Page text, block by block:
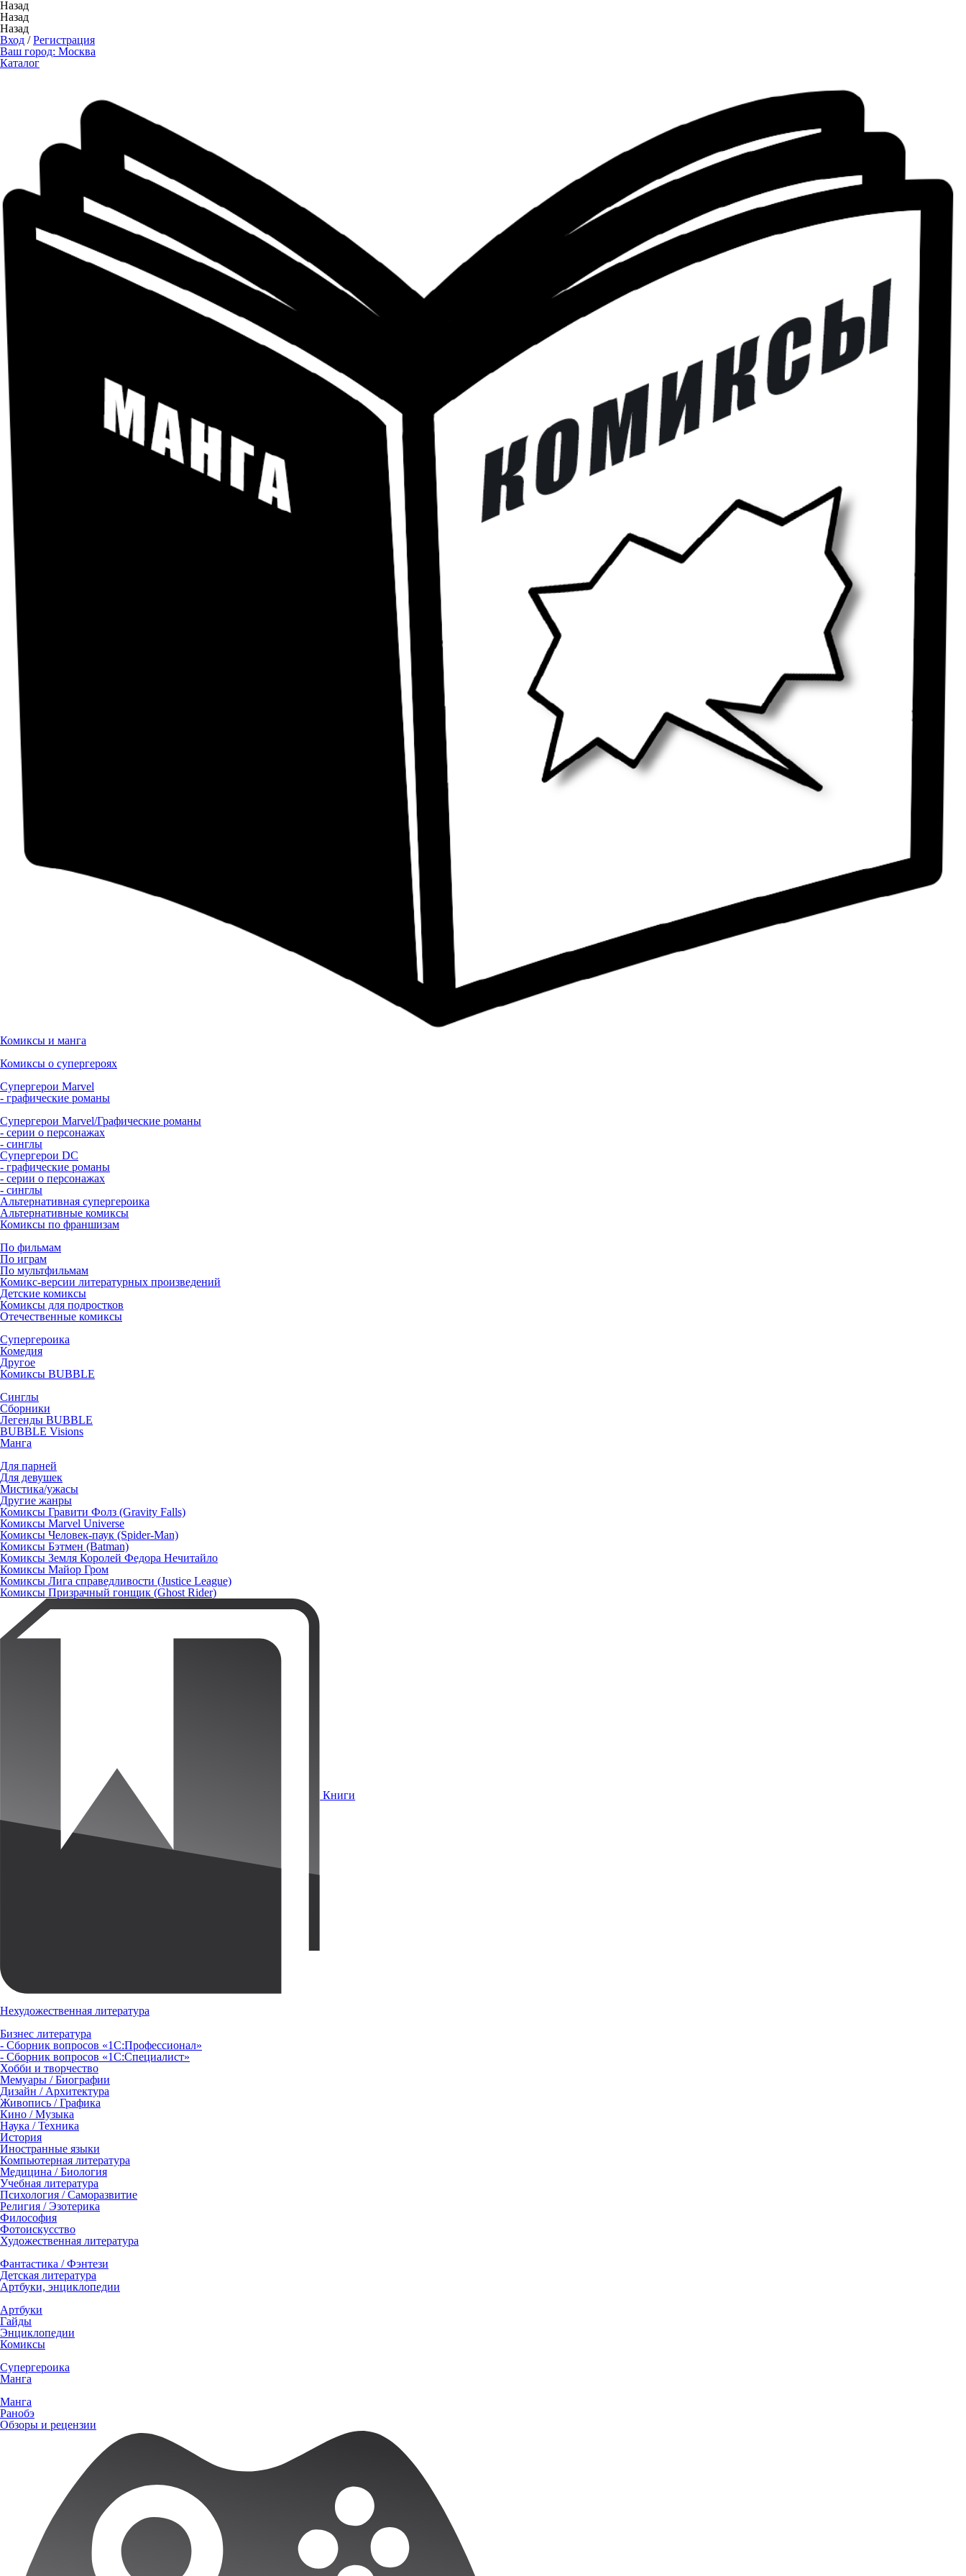
Назад
Назад
Назад
Вход /Регистрация
Ваш город: Москва
Каталог
Комиксы и манга
Комиксы о супергероях
Супергерои Marvel
- графические романы
Супергерои Marvel/Графические романы
- серии о персонажах
- синглы
Супергерои DC
- графические романы
- серии о персонажах
- синглы
Альтернативная супергероика
Альтернативные комиксы
Комиксы по франшизам
По фильмам
По играм
По мультфильмам
Комикс-версии литературных произведений
Детские комиксы
Комиксы для подростков
Отечественные комиксы
Супергероика
Комедия
Другое
Комиксы BUBBLE
Синглы
Сборники
Легенды BUBBLE
BUBBLE Visions
Манга
Для парней
Для девушек
Мистика/ужасы
Другие жанры
Комиксы Гравити Фолз (Gravity Falls)
Комиксы Marvel Universe
Комиксы Человек-паук (Spider-Man)
Комиксы Бэтмен (Batman)
Комиксы Земля Королей Федора Нечитайло
Комиксы Майор Гром
Комиксы Лига справедливости (Justice League)
Комиксы Призрачный гонщик (Ghost Rider)
Книги
Нехудожественная литература
Бизнес литература
- Сборник вопросов «1С:Профессионал»
- Сборник вопросов «1С:Специалист»
Хобби и творчество
Мемуары / Биографии
Дизайн / Архитектура
Живопись / Графика
Кино / Музыка
Наука / Техника
История
Иностранные языки
Компьютерная литература
Медицина / Биология
Учебная литература
Психология / Саморазвитие
Религия / Эзотерика
Философия
Фотоискусство
Художественная литература
Фантастика / Фэнтези
Детская литература
Артбуки, энциклопедии
Артбуки
Гайды
Энциклопедии
Комиксы
Супергероика
Манга
Манга
Ранобэ
Обзоры и рецензии